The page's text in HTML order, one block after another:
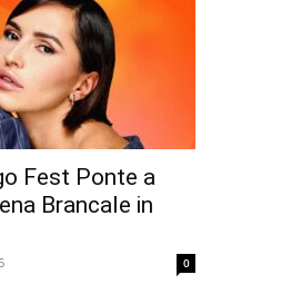
Fest Ponte a
Brancale in
0